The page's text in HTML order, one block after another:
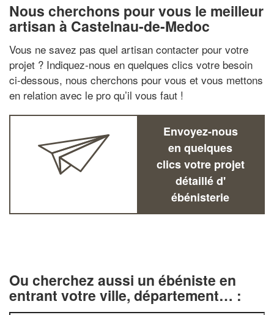
Nous cherchons pour vous le meilleur
artisan à Castelnau-de-Medoc
Vous ne savez pas quel artisan contacter pour votre
projet ? Indiquez-nous en quelques clics votre besoin
ci-dessous, nous cherchons pour vous et vous mettons
en relation avec le pro qu’il vous faut !
Envoyez-nous
en quelques
clics votre projet
détaillé d'
ébénisterie
Ou cherchez aussi un ébéniste en
entrant votre ville, département… :